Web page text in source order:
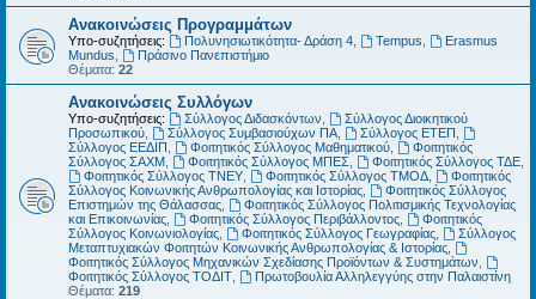
Ανακοινώσεις Προγραμμάτων
Υπο-συζητήσεις: Πολυνησιωτικότητα- Δράση 4, Tempus
Erasmus
Mundus
Πράσινο Πανεπιστήμιο
Θέματα: 22
Ανακοινώσεις Συλλόγων
Υπο-συζητήσεις: Σύλλογος Διδασκόντων
Σύλλογος Διοικητικού
Προσωπικού
Σύλλογος Συμβασιούχων ΠΑ, Σύλλογος ΕΤΕΠ
Σύλλογος ΕΕΔΙΠ
Φοιτητικός Σύλλογος Μαθηματικού,
Φοιτητικός
Σύλλογος ΣΑΧΜ
Φοιτητικός Σύλλογος ΜΠΕΣ Φοιτητικός Σύλλογος ΤΔΕ,
Φοιτητικός Σύλλογος ΤΝΕΥ, Φοιτητικός Σύλλογος ΤΜΟΔ,
Φοιτητικός
Σύλλογος Κοινωνικής Ανθρωπολογίας και Ιστορίας
Φοιτητικός Σύλλογος
Επιστημών της Θάλασσας
Φοιτητικός Σύλλογος Πολιτισμικής Τεχνολογίας
και Επικοινωνίας
Φοιτητικός Σύλλογος Περιβάλλοντος,
Φοιτητικός
Σύλλογος Κοινωνιολογίας
Φοιτητικός Σύλλογος Γεωγραφίας,
Σύλλογος
Μεταπτυχιακών Φοιτητών Κοινωνικής Ανθρωπολογίας & Ιστορίας
Φοιτητικός Σύλλογος Μηχανικών Σχεδίασης Προϊόντων & Συστημάτων
Φοιτητικός Σύλλογος ΤΟΔΙΤ
Πρωτοβουλία Αλληλεγγύης στην Παλαιστίνη
Θέματα: 219